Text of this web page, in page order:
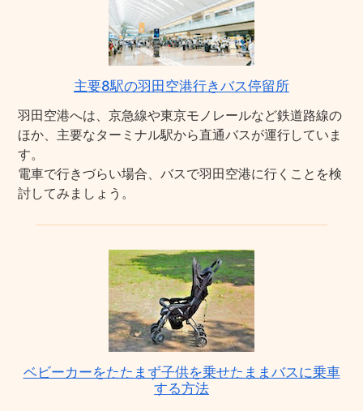
主要8駅の羽田空港行きバス停留所
羽田空港へは、京急線や東京モノレールなど鉄道路線の
ほか、主要なターミナル駅から直通バスが運行していま
す。
電車で行きづらい場合、バスで羽田空港に行くことを検
討してみましょう。
ベビーカーをたたまず子供を乗せたままバスに乗車
する方法